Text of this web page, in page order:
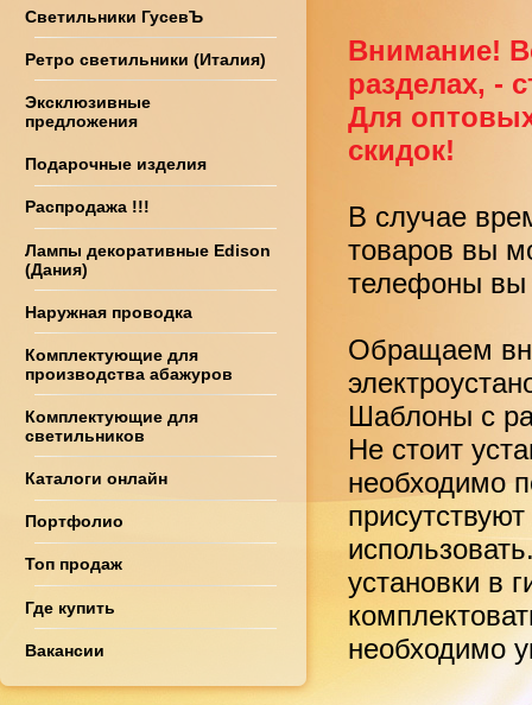
Светильники ГусевЪ
Ретро светильники (Италия)
Эксклюзивные
предложения
Подарочные изделия
Распродажа !!!
Лампы декоративные Edison
(Дания)
Наружная проводка
Комплектующие для
производства абажуров
Комплектующие для
светильников
Каталоги онлайн
Портфолио
Топ продаж
Где купить
Вакансии
Внимание!
разделах, -
Для
скидок!
В случае
товаров вы
телефоны вы
Обращаем
Шаблоны с
Не стоит
необходимо
установки в
необходимо